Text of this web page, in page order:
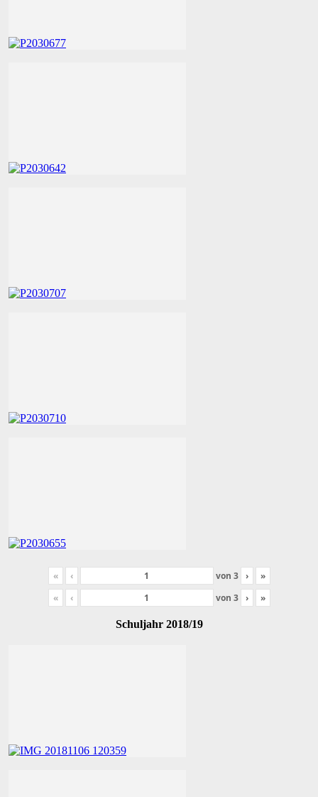
« ‹ von 3 ›
»
«
‹ von 3 › »
Schuljahr 2018/19